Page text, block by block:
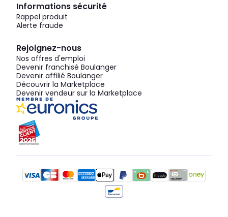
Informations sécurité
Rappel produit
Alerte fraude
Rejoignez-nous
Nos offres d'emploi
Devenir franchisé Boulanger
Devenir affilié Boulanger
Découvrir la Marketplace
Devenir vendeur sur la Marketplace